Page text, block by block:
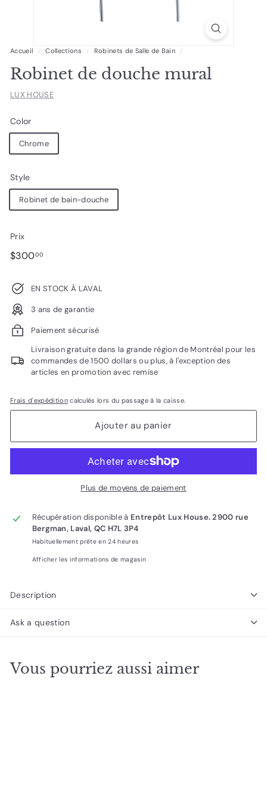
Accueil / Collections / Robinets de Salle de Bain /
Robinet de douche mural
LUX HOUSE
Color
Chrome
Style
Robinet de bain-douche
Prix
Prix
$30000$300.00
EN STOCK À LAVAL
3 ans de garantie
Paiement sécurisé
Livraison gratuite dans la grande région de Montréal pour les
commandes de 1500 dollars ou plus, à l'exception des
articles en promotion avec remise
Frais d'expéditioncalculés lors du passage à la caisse.
Ajouter au panier
Plus de moyens de paiement
Récupération disponible à Entrepôt Lux House. 2900 rue
Bergman, Laval, QC H7L 3P4
Habituellement prête en 24 heures
Afficher les informations de magasin
Description
Ask a question
Vous pourriez aussi aimer